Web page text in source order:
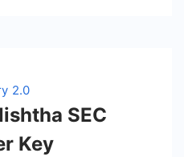
2.0
SEC
Key